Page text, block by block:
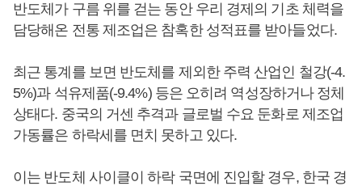
반도체가 구름 위를 걷는 동안 우리 경제의 기초 체력을
담당해온 전통 제조업은 참혹한 성적표를 받아들었다.
최근 통계를 보면 반도체를 제외한 주력 산업인 철강(-4.
5%)과 석유제품(-9.4%) 등은 오히려 역성장하거나 정체
상태다. 중국의 거센 추격과 글로벌 수요 둔화로 제조업
가동률은 하락세를 면치 못하고 있다.
이는 반도체 사이클이 하락 국면에 진입할 경우, 한국 경